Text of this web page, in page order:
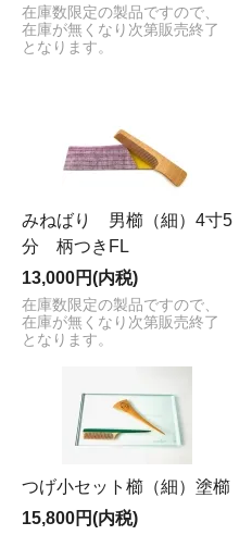
在庫数限定の製品ですので、
在庫が無くなり次第販売終了
となります。
みねばり 男櫛（細）4寸5
分 柄つきFL
13,000円(内税)
在庫数限定の製品ですので、
在庫が無くなり次第販売終了
となります。
つげ小セット櫛（細）塗櫛
15,800円(内税)